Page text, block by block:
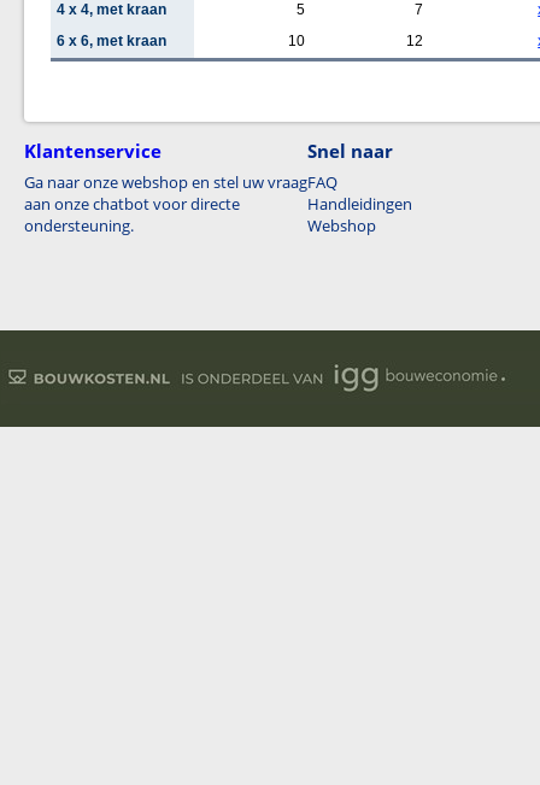
4 x 4, met kraan
5 7
6 x 6, met kraan
10 12
Klantenservice
Ga naar onze webshop en stel uw vraag
aan onze chatbot voor directe
ondersteuning.
Snel naar
FAQ
Handleidingen
Webshop